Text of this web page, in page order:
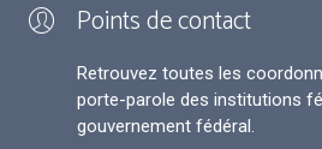
Points de contact
Retrouvez toutes les
porte-parole des institutions
gouvernement fédéral.